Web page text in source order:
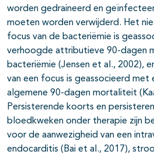
worden gedraineerd en
moeten worden verwijderd. Het
focus van de bacteriëmie is
verhoogde attributieve 90-dagen
bacteriëmie (Jensen et al., 2002),
van een focus is geassocieerd met
algemene 90-dagen mortaliteit
Persisterende koorts en
bloedkweken onder therapie zijn
voor de aanwezigheid van een
endocarditis (Bai et al., 2017),